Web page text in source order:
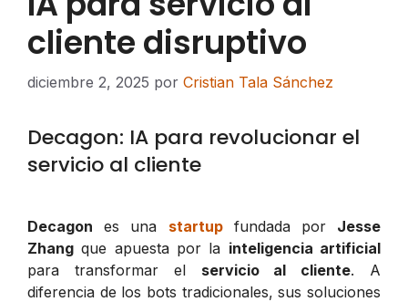
cliente disruptivo
diciembre 2, 2025 por Cristian Tala Sánchez
Decagon: IA para revolucionar el
servicio al cliente
Decagon es una startupfundada por Jesse
Zhang que apuesta por la inteligencia artificial
para transformar el servicio al cliente. A
diferencia de los bots tradicionales, sus soluciones